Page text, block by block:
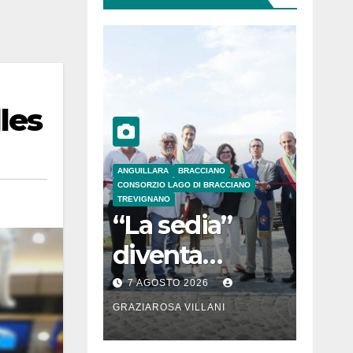
ANGUILLARA
BRACCIANO
CONSORZIO LAGO DI BRACCIANO
TREVIGNANO
“La sedia”
diventa
Belvedere sul
lago di
Bracciano: ieri
7 AGOSTO 2026
GRAZIAROSA VILLANI